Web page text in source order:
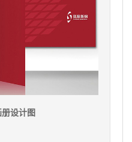
设计图